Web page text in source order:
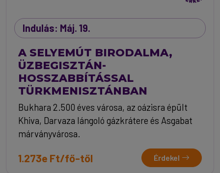
Indulás: Máj. 19.
A SELYEMÚT BIRODALMA,
ÜZBEGISZTÁN-
HOSSZABBÍTÁSSAL
TÜRKMENISZTÁNBAN
Bukhara 2.500 éves városa, az oázisra épült
Khiva, Darvaza lángoló gázkrátere és Asgabat
márványvárosa.
1.273e Ft/fő-től Érdekel